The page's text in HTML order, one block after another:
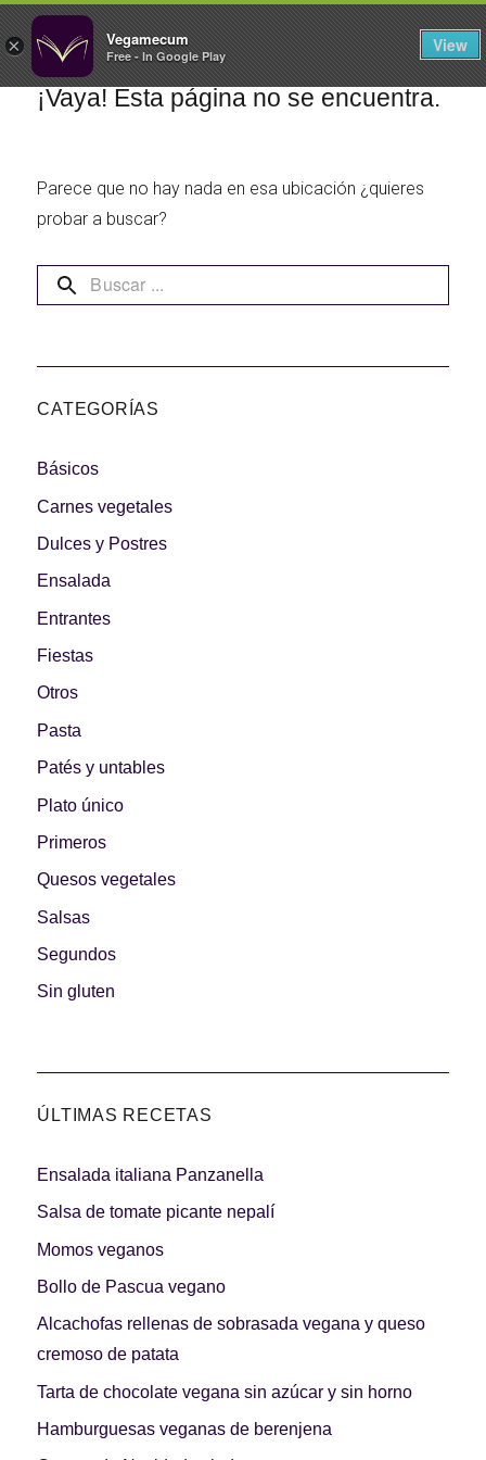
× Vegamecum
Free - In Google Play
View
FILTROS
🎉 Sant Joan 🎉
Especial 'Al aire libre'
¡A dipear!
Segundos
Las Hamburguesas
Carnes 2.0
Días de fiesta Cocina de invierno
Las mejores recetas
¡Vaya! Esta página no se encuentra.
Parece que no hay nada en esa ubicación ¿quieres
probar a buscar?
CATEGORÍAS
Básicos
Carnes vegetales
Dulces y Postres
Ensalada
Entrantes
Fiestas
Otros
Pasta
Patés y untables
Plato único
Primeros
Quesos vegetales
Salsas
Segundos
Sin gluten
ÚLTIMAS RECETAS
Ensalada italiana Panzanella
Salsa de tomate picante nepalí
Momos veganos
Bollo de Pascua vegano
Alcachofas rellenas de sobrasada vegana y queso
cremoso de patata
Tarta de chocolate vegana sin azúcar y sin horno
Hamburguesas veganas de berenjena